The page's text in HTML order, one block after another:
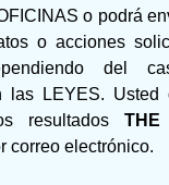
o podrá
o acciones
del
las LEYES. Usted
resultados THE
correo electrónico.